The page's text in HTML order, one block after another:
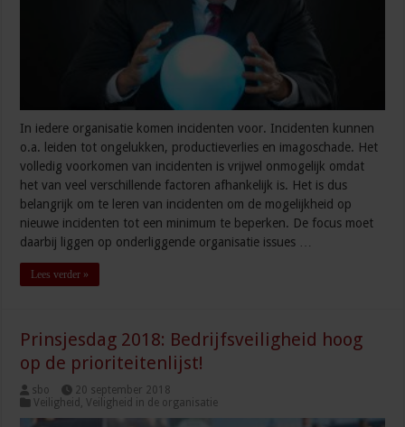
In iedere organisatie komen incidenten voor. Incidenten kunnen
o.a. leiden tot ongelukken, productieverlies en imagoschade. Het
volledig voorkomen van incidenten is vrijwel onmogelijk omdat
het van veel verschillende factoren afhankelijk is. Het is dus
belangrijk om te leren van incidenten om de mogelijkheid op
nieuwe incidenten tot een minimum te beperken. De focus moet
daarbij liggen op onderliggende organisatie issues …
Lees verder »
Prinsjesdag 2018: Bedrijfsveiligheid hoog
op de prioriteitenlijst!
sbo
20 september 2018
Veiligheid
,Veiligheid in de organisatie